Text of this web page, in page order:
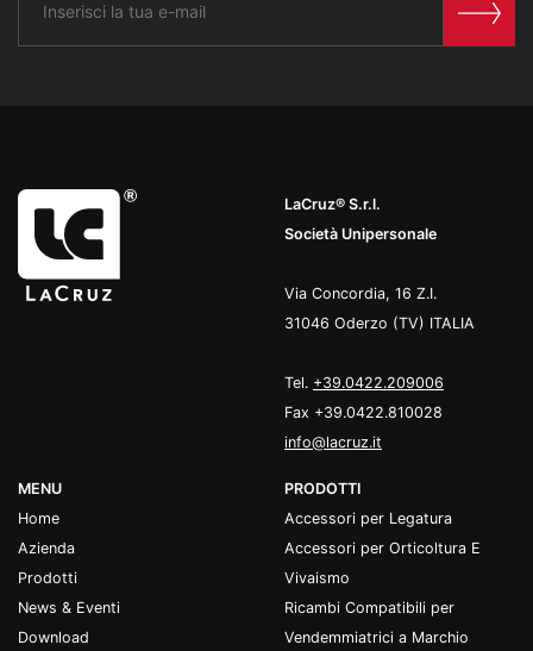
LaCruz® S.r.l.
Società Unipersonale
Via Concordia, 16 Z.I.
31046 Oderzo (TV) ITALIA
Tel. +39.0422.209006
Fax +39.0422.810028
info@lacruz.it
MENU
Home
Azienda
Prodotti
News & Eventi
Download
PRODOTTI
Accessori per Legatura
Accessori per Orticoltura E
Vivaismo
Ricambi Compatibili per
Vendemmiatrici a Marchio